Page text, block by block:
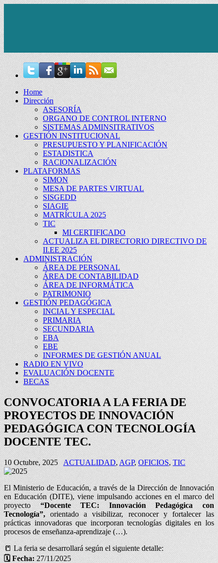
Home
Dirección
ASESORÍA
ORGANO DE CONTROL INTERNO
SISTEMAS ADMINSITRATIVOS
GESTIÓN INSTITUCIONAL
PRESUPUESTO Y PLANIFICACIÓN
ESTADISTICA
RACIONALIZACIÓN
PLATAFORMAS
SIMON
MESA DE PARTES VIRTUAL
SISGEDD
SIAGIE
MATRÍCULA 2025
TIC
MI CERTIFICADO
ACTUALIZA EL DIRECTORIO DIRECTIVO DE
II.EE 2025
ADMINISTRACIÓN
ÁREA DE PERSONAL
ÁREA DE CONTABILIDAD
ÁREA DE INFORMÁTICA
PATRIMONIO
GESTIÓN PEDAGÓGICA
INCIAL Y ESPECIAL
PRIMARIA
SECUNDARIA
EBA
EBE
INFORMES DE GESTIÓN ANUAL
RADIO EN VIVO
EVALUACIÓN DOCENTE
BECAS
CONVOCATORIA A LA FERIA DE
PROYECTOS DE INNOVACIÓN
PEDAGÓGICA CON TECNOLOGÍA
DOCENTE TEC.
10 Octubre, 2025 ACTUALIDAD, AGP, OFICIOS,TIC
El Ministerio de Educación, a través de la Dirección de Innovación
en Educación (DITE), viene impulsando acciones en el marco del
proyecto“Docente TEC: Innovación Pedagógica con
Tecnología”,orientado a visibilizar, reconocer y fortalecer las
prácticas innovadoras que incorporan tecnologías digitales en los
procesos de enseñanza-aprendizaje (…).
📒 La feria se desarrollará según el siguiente detalle:
🗓️Fecha:27/11/2025